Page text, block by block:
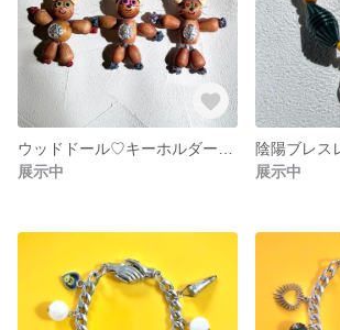
展示中
展示中